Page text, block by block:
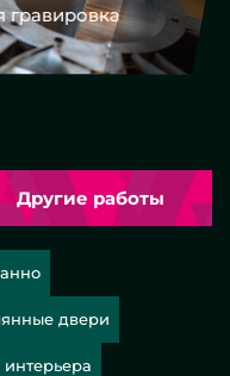
Другие работы
двери